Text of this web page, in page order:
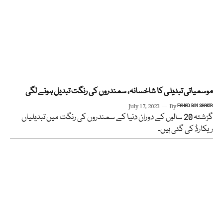
موسمیاتی تبدیلی کا شاخسانہ، سمندروں کی رنگت تبدیل ہونے لگی
July 17, 2023 ByFAHAD BIN SHAKIR
گزشتہ 20 سالوں کے دوران دنیا کے سمندروں کی رنگت میں تبدیلیاں
ریکارڈ کی گئی ہیں۔